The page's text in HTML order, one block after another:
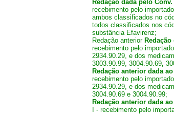
Redação dada pelo Conv.
recebimento pelo
ambos classificados no
todos classificados nos
substância Efavirenz;
Redação anterior
recebimento pelo
2934.90.29, e dos
3003.90.99, 3004.90.69,
Redação anterior dada
recebimento pelo
2934.90.29, e dos
3004.90.69 e 3004.90.99;
Redação anterior dada
I - recebimento pelo